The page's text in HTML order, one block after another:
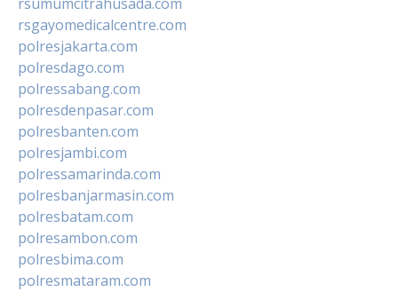
rsgayomedicalcentre.com
polresjakarta.com
polresdago.com
polressabang.com
polresdenpasar.com
polresbanten.com
polresjambi.com
polressamarinda.com
polresbanjarmasin.com
polresbatam.com
polresambon.com
polresbima.com
polresmataram.com